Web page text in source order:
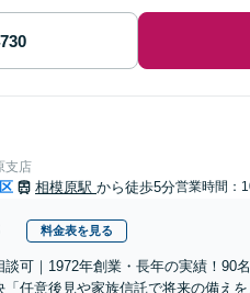
支店
相模原駅 から徒歩5分営業時間：
料金表を見る
談可｜1972年創業・長年の実績！
任意後見や家族信託で将来の備え